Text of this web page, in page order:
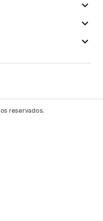
reservados.